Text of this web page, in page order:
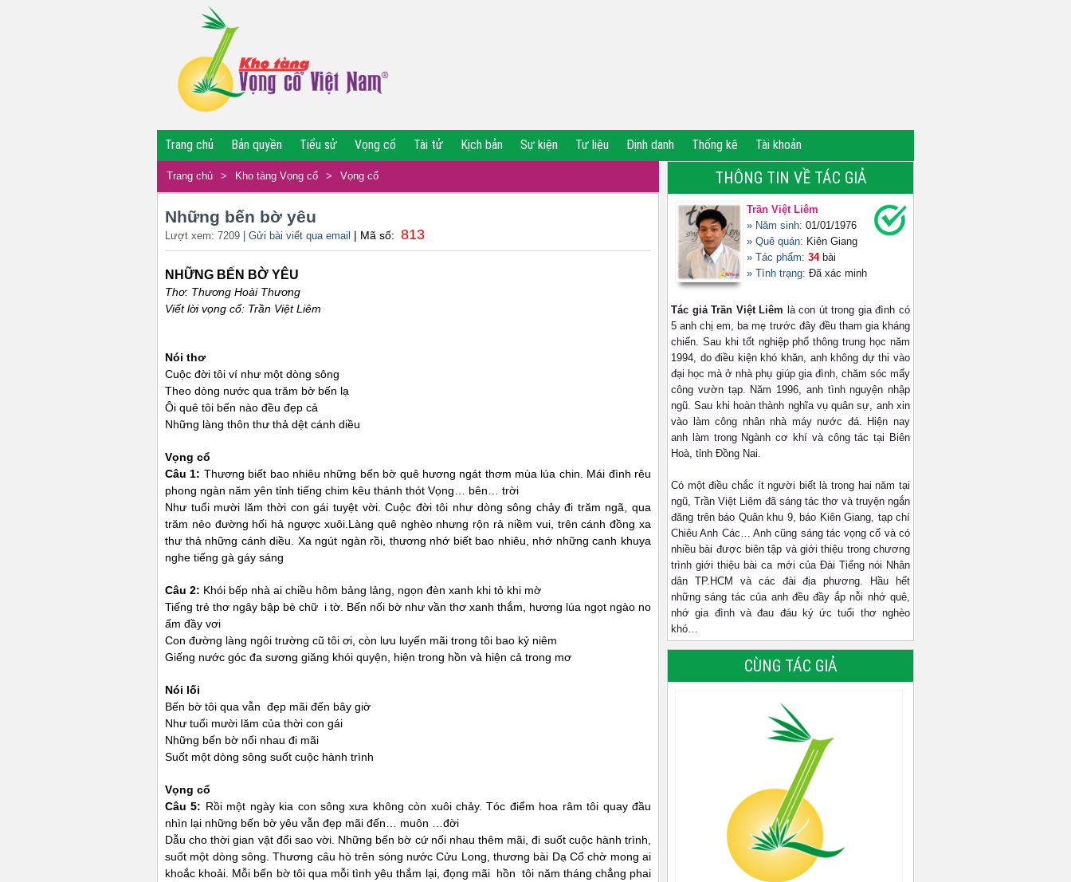
Trang chủ Bản quyền Tiểu sử Vọng cổ Tài tử Kịch bản Sự kiện Tư liệu Định danh Thống kê Tài khoản
Trang chủ > Kho tàng Vọng cổ > Vọng cổ
Những bến bờ yêu
Lượt xem: 7209 | Gửi bài viết qua email | Mã số: 813
NHỮNG BẾN BỜ YÊU
Thơ: Thương Hoài Thương
Viết lời vọng cổ: Trần Việt Liêm
Nói thơ
Cuộc đời tôi ví như một dòng sông
Theo dòng nước qua trăm bờ bến lạ
Ôi quê tôi bến nào đều đẹp cả
Những làng thôn thư thả dệt cánh diều
Vọng cổ
Câu 1: Thương biết bao nhiêu những bến bờ quê hương ngát thơm mùa lúa chin. Mái đình rêu
phong ngàn năm yên tỉnh tiếng chim kêu thánh thót Vọng… bên… trời
Như tuổi mười lăm thời con gái tuyệt vời. Cuộc đời tôi như dòng sông chảy đi trăm ngã, qua
trăm nẻo đường hối hả ngược xuôi.Làng quê nghèo nhưng rộn rả niềm vui, trên cánh đồng xa
thư thả những cánh diều. Xa ngút ngàn rồi, thương nhớ biết bao nhiêu, nhớ những canh khuya
nghe tiếng gà gáy sáng
Câu 2: Khói bếp nhà ai chiều hôm bảng lảng, ngọn đèn xanh khi tỏ khi mờ
Tiếng trẻ thơ ngây bập bè chữ i tờ. Bến nối bờ như vần thơ xanh thắm, hương lúa ngọt ngào no
ấm đầy vơi
Con đường làng ngôi trường cũ tôi ơi, còn lưu luyến mãi trong tôi bao kỷ niêm
Giếng nước góc đa sương giăng khói quyện, hiện trong hồn và hiện cả trong mơ
Nói lối
Bến bờ tôi qua vẫn đẹp mãi đến bây giờ
Như tuổi mười lăm của thời con gái
Những bến bờ nối nhau đi mãi
Suốt một dòng sông suốt cuộc hành trình
Vọng cổ
Câu 5: Rồi một ngày kia con sông xưa không còn xuôi chảy. Tóc điểm hoa râm tôi quay đầu
nhìn lại những bến bờ yêu vẫn đẹp mãi đến… muôn …đời
Dẫu cho thời gian vật đổi sao vời. Những bến bờ cứ nối nhau thêm mãi, đi suốt cuộc hành trình,
suốt một dòng sông. Thương câu hò trên sóng nước Cửu Long, thương bài Dạ Cổ chờ mong ai
khoắc khoải. Mỗi bến bờ tôi qua mỗi tình yêu thắm lại, đọng mãi hồn tôi năm tháng chẳng phai
THÔNG TIN VỀ TÁC GIẢ
Trần Việt Liêm
» Năm sinh: 01/01/1976
» Quê quán: Kiên Giang
» Tác phẩm: 34bài
» Tình trạng: Đã xác minh
Tác giảTrần Việt Liêm là con út trong gia đình có
5 anh chị em, ba mẹ trước đây đều tham gia kháng
chiến. Sau khi tốt nghiệp phổ thông trung học năm
1994, do điều kiện khó khăn, anh không dự thi vào
đại học mà ở nhà phụ giúp gia đình, chăm sóc mấy
công vườn tạp. Năm 1996, anh tình nguyện nhập
ngũ. Sau khi hoàn thành nghĩa vụ quân sự, anh xin
vào làm công nhân nhà máy nước đá. Hiện nay
anh làm trong Ngành cơ khí và công tác tại Biên
Hoà, tỉnh Đồng Nai.
Có một điều chắc ít người biết là trong hai năm tại
ngũ, Trần Việt Liêm đã sáng tác thơ và truyện ngắn
đăng trên báo Quân khu 9, báo Kiên Giang, tạp chí
Chiêu Anh Các… Anh cũng sáng tác vọng cổ và có
nhiều bài được biên tập và giới thiệu trong chương
trình giới thiệu bài ca mới của Đài Tiếng nói Nhân
dân TP.HCM và các đài địa phương. Hầu hết
những sáng tác của anh đều đầy ắp nỗi nhớ quê,
nhớ gia đình và đau đáu ký ức tuổi thơ nghèo
khó…
CÙNG TÁC GIẢ